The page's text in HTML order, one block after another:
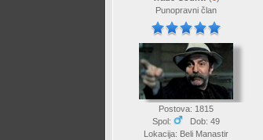
Punopravni član
Postova: 1815
Spol:
Dob: 49
Lokacija: Beli Manastir